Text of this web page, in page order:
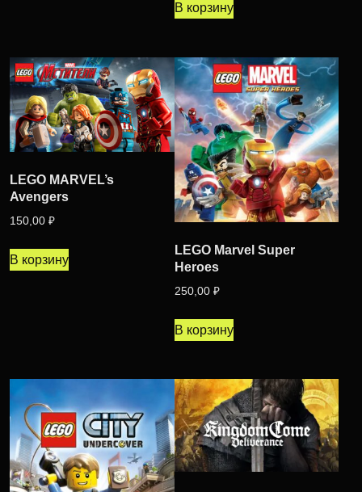
В корзину
LEGO MARVEL’s
Avengers
150,00 ₽
В корзину
LEGO Marvel Super
Heroes
250,00 ₽
В корзину